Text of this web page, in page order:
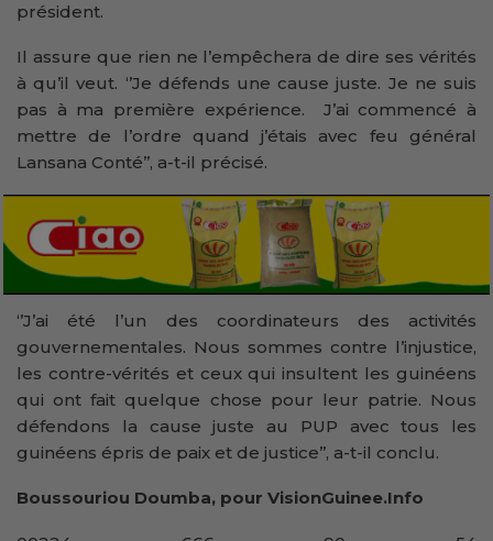
président.
Il assure que rien ne l’empêchera de dire ses vérités
à qu’il veut. ‘’Je défends une cause juste. Je ne suis
pas à ma première expérience. J’ai commencé à
mettre de l’ordre quand j’étais avec feu général
Lansana Conté’’, a-t-il précisé.
‘’J’ai été l’un des coordinateurs des activités
gouvernementales. Nous sommes contre l’injustice,
les contre-vérités et ceux qui insultent les guinéens
qui ont fait quelque chose pour leur patrie. Nous
défendons la cause juste au PUP avec tous les
guinéens épris de paix et de justice’’, a-t-il conclu.
Boussouriou Doumba, pour VisionGuinee.Info